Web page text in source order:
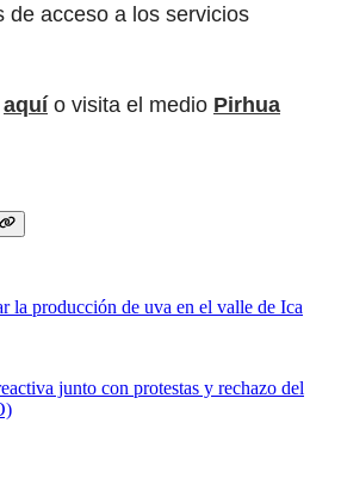
de acceso a los servicios
aquí o visita el medio Pirhua
la producción de uva en el valle de Ica
junto con protestas y rechazo del